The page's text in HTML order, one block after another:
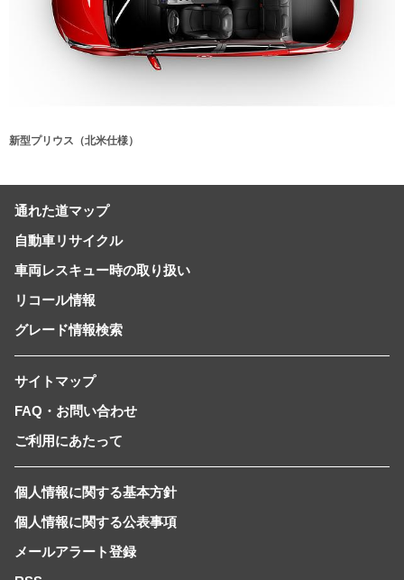
新型プリウス（北米仕様）
通れた道マップ
自動車リサイクル
車両レスキュー時の取り扱い
リコール情報
グレード情報検索
サイトマップ
FAQ・お問い合わせ
ご利用にあたって
個人情報に関する基本方針
個人情報に関する公表事項
メールアラート登録